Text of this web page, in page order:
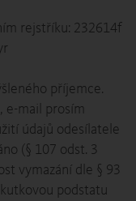
rejstříku: 232614f
příjemce.
e-mail prosím
údajů odesílatele
(§ 107 odst. 3
vymazání dle § 93
podstatu